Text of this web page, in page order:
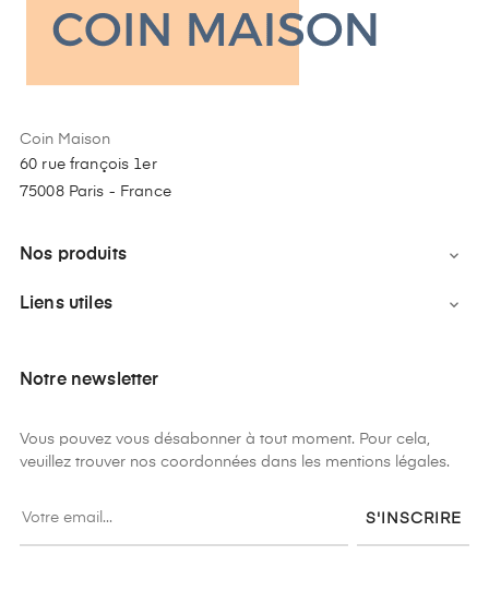
Coin Maison
60 rue françois 1er
75008 Paris - France
Nos produits 
Liens utiles 
Notre newsletter
Vous pouvez vous désabonner à tout moment. Pour cela,
veuillez trouver nos coordonnées dans les mentions légales.
S'INSCRIRE